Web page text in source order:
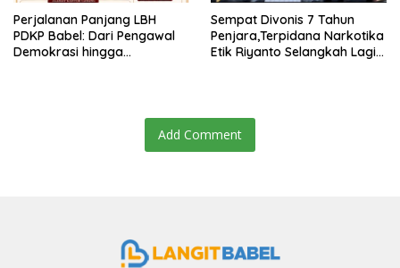
Perjalanan Panjang LBH
PDKP Babel: Dari Pengawal
Demokrasi hingga
Sempat Divonis 7 Tahun
Penjara,Terpidana Narkotika
Etik Riyanto Selangkah Lagi
Add Comment